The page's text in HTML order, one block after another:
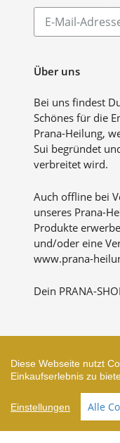
Abonnieren
unsere
Über uns
Bei uns findest
Schönes für die
Prana-Heilung,
Sui begründet
verbreitet wird.
Auch offline bei
unseres Prana-
Produkte
und/oder eine
www.prana-
Dein PRANA-
Zahlungsarten
Diese Webseite nutzt
Einkaufserlebnis zu
Einstellungen Alle